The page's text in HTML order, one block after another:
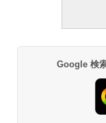
Google 検